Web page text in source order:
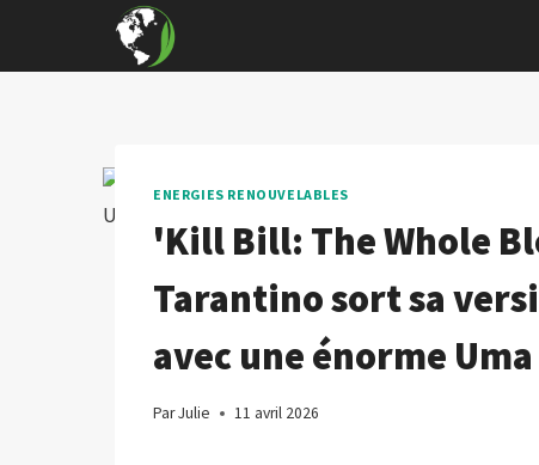
content
ENERGIES RENOUVELABLES
'Kill Bill: The Whole
Tarantino sort sa
avec une énorme
ParJulie 11 avril 2026